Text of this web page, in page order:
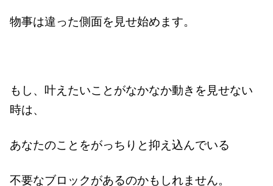
物事は違った側面を見せ始めます。
もし、叶えたいことがなかなか動きを見せない
時は、
あなたのことをがっちりと抑え込んでいる
不要なブロックがあるのかもしれません。